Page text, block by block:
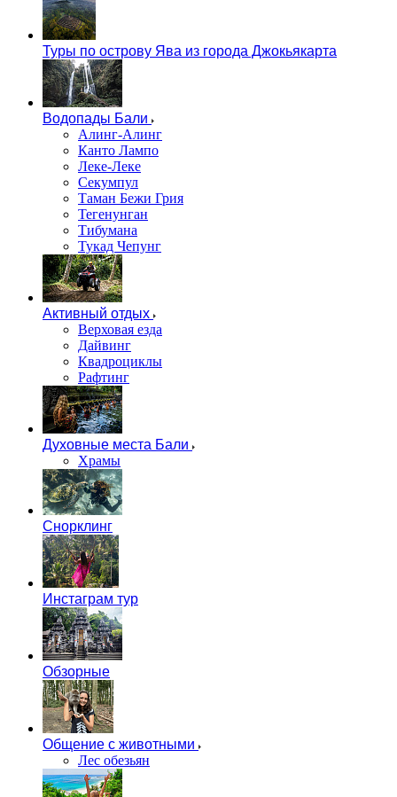
Туры по острову Ява из города Джокьякарта
Водопады Бали
Алинг-Алинг
Канто Лампо
Леке-Леке
Секумпул
Таман Бежи Грия
Тегенунган
Тибумана
Тукад Чепунг
Активный отдых
Верховая езда
Дайвинг
Квадроциклы
Рафтинг
Духовные места Бали
Храмы
Снорклинг
Инстаграм тур
Обзорные
Общение с животными
Лес обезьян